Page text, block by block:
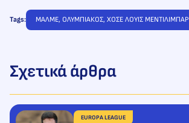
Tags: ΜΑΛΜΕ, ΟΛΥΜΠΙΑΚΟΣ, ΧΟΣΕ ΛΟΥΙΣ ΜΕΝΤΙΛΙΜΠΑΡ
Σχετικά άρθρα
EUROPA LEAGUE